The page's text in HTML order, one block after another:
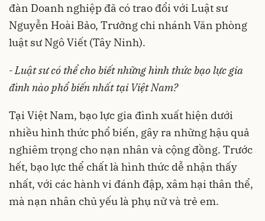
đàn Doanh nghiệp đã có trao đổi với Luật sư
Nguyễn Hoài Bảo, Trưởng chi nhánh Văn phòng
luật sư Ngô Viết (Tây Ninh).
- Luật sưcó thể cho biết những hình thức bạo lực gia
đình nào phổ biến nhất tại Việt Nam?
Tại Việt Nam, bạo lực gia đình xuất hiện dưới
nhiều hình thức phổ biến, gây ra những hậu quả
nghiêm trọng cho nạn nhân và cộng đồng. Trước
hết, bạo lực thể chất là hình thức dễ nhận thấy
nhất, với các hành vi đánh đập, xâm hại thân thể,
mà nạn nhân chủ yếu là phụ nữ và trẻ em.